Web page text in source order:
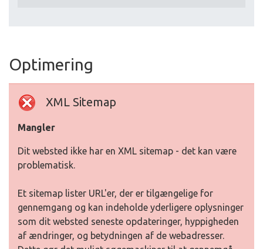
Optimering
XML Sitemap
Mangler
Dit websted ikke har en XML sitemap - det kan være
problematisk.
Et sitemap lister URL'er, der er tilgængelige for
gennemgang og kan indeholde yderligere oplysninger
som dit websted seneste opdateringer, hyppigheden
af ændringer, og betydningen af de webadresser.